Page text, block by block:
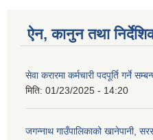
ऐन, कानुन तथा
सेवा करारमा कर्मचारी पदपूर्ति गर्ने
मिति: 01/23/2025 - 14:20
जगन्नाथ गाउँपालिकाको खानेपानी,